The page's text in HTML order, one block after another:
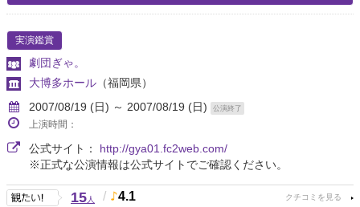
実演鑑賞
劇団ぎゃ。
大博多ホール （福岡県）
2007/08/19 (日) ～ 2007/08/19 (日)
公演終了
上演時間：
公式サイト： http://gya01.fc2web.com/
※正式な公演情報は公式サイトでご確認ください。
15人 / 4.1